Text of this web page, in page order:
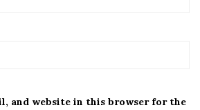
and website in this browser for the